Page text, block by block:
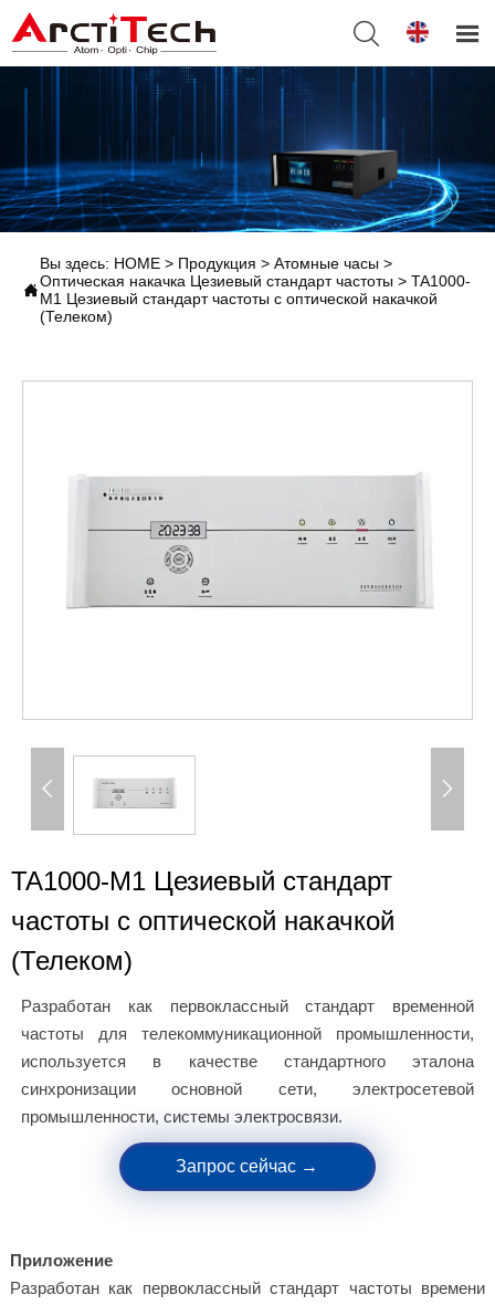
 

Вы здесь: HOME > Продукция > Атомные часы >
Оптическая накачка Цезиевый стандарт частоты > TA1000-
M1 Цезиевый стандарт частоты с оптической накачкой
(Телеком)
 
TA1000-M1 Цезиевый стандарт
частоты с оптической накачкой
(Телеком)
Разработан как первоклассный стандарт временной
частоты для телекоммуникационной промышленности,
используется в качестве стандартного эталона
синхронизации основной сети, электросетевой
промышленности, системы электросвязи.
Запрос сейчас →
Приложение
Разработан как первоклассный стандарт частоты времени